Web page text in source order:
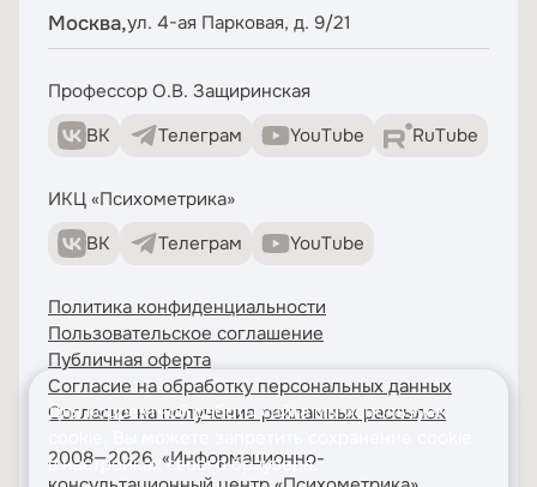
Москва,ул. 4-ая Парковая, д. 9/21
Профессор О.В. Защиринская
ВК
Телеграм YouTube RuTube
ИКЦ «Психометрика»
ВК
Телеграм YouTube
Политика конфиденциальности
Пользовательское соглашение
Публичная оферта
Согласие на обработку персональных данных
Согласие на получение рекламных рассылок
2008—2026, «Информационно-
Для корректной работы сайта мы используем
в настройках своего браузера.